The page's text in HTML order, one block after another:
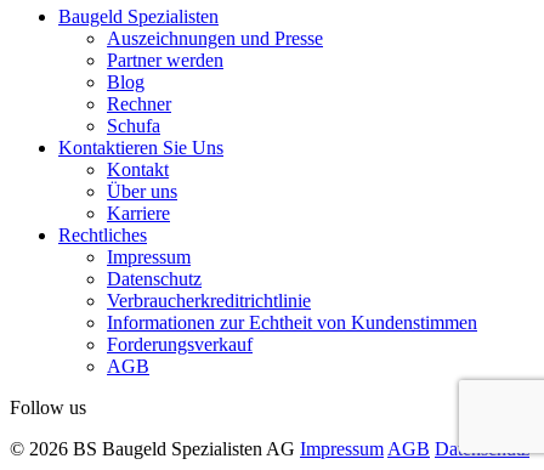
Baugeld Spezialisten
Auszeichnungen und Presse
Partner werden
Blog
Rechner
Schufa
Kontaktieren Sie Uns
Kontakt
Über uns
Karriere
Rechtliches
Impressum
Datenschutz
Verbraucherkreditrichtlinie
Informationen zur Echtheit von Kundenstimmen
Forderungsverkauf
AGB
Follow us
© 2026 BS Baugeld Spezialisten AG Impressum AGB Datenschutz